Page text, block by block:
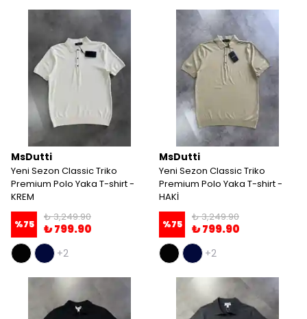
MsDutti
Yeni Sezon Classic Triko
Premium Polo Yaka T-shirt -
KREM
%75
₺ 3,249.90
₺ 799.90
+2
MsDutti
Yeni Sezon Classic Triko
Premium Polo Yaka T-shirt -
HAKİ
%75
₺ 3,249.90
₺ 799.90
+2